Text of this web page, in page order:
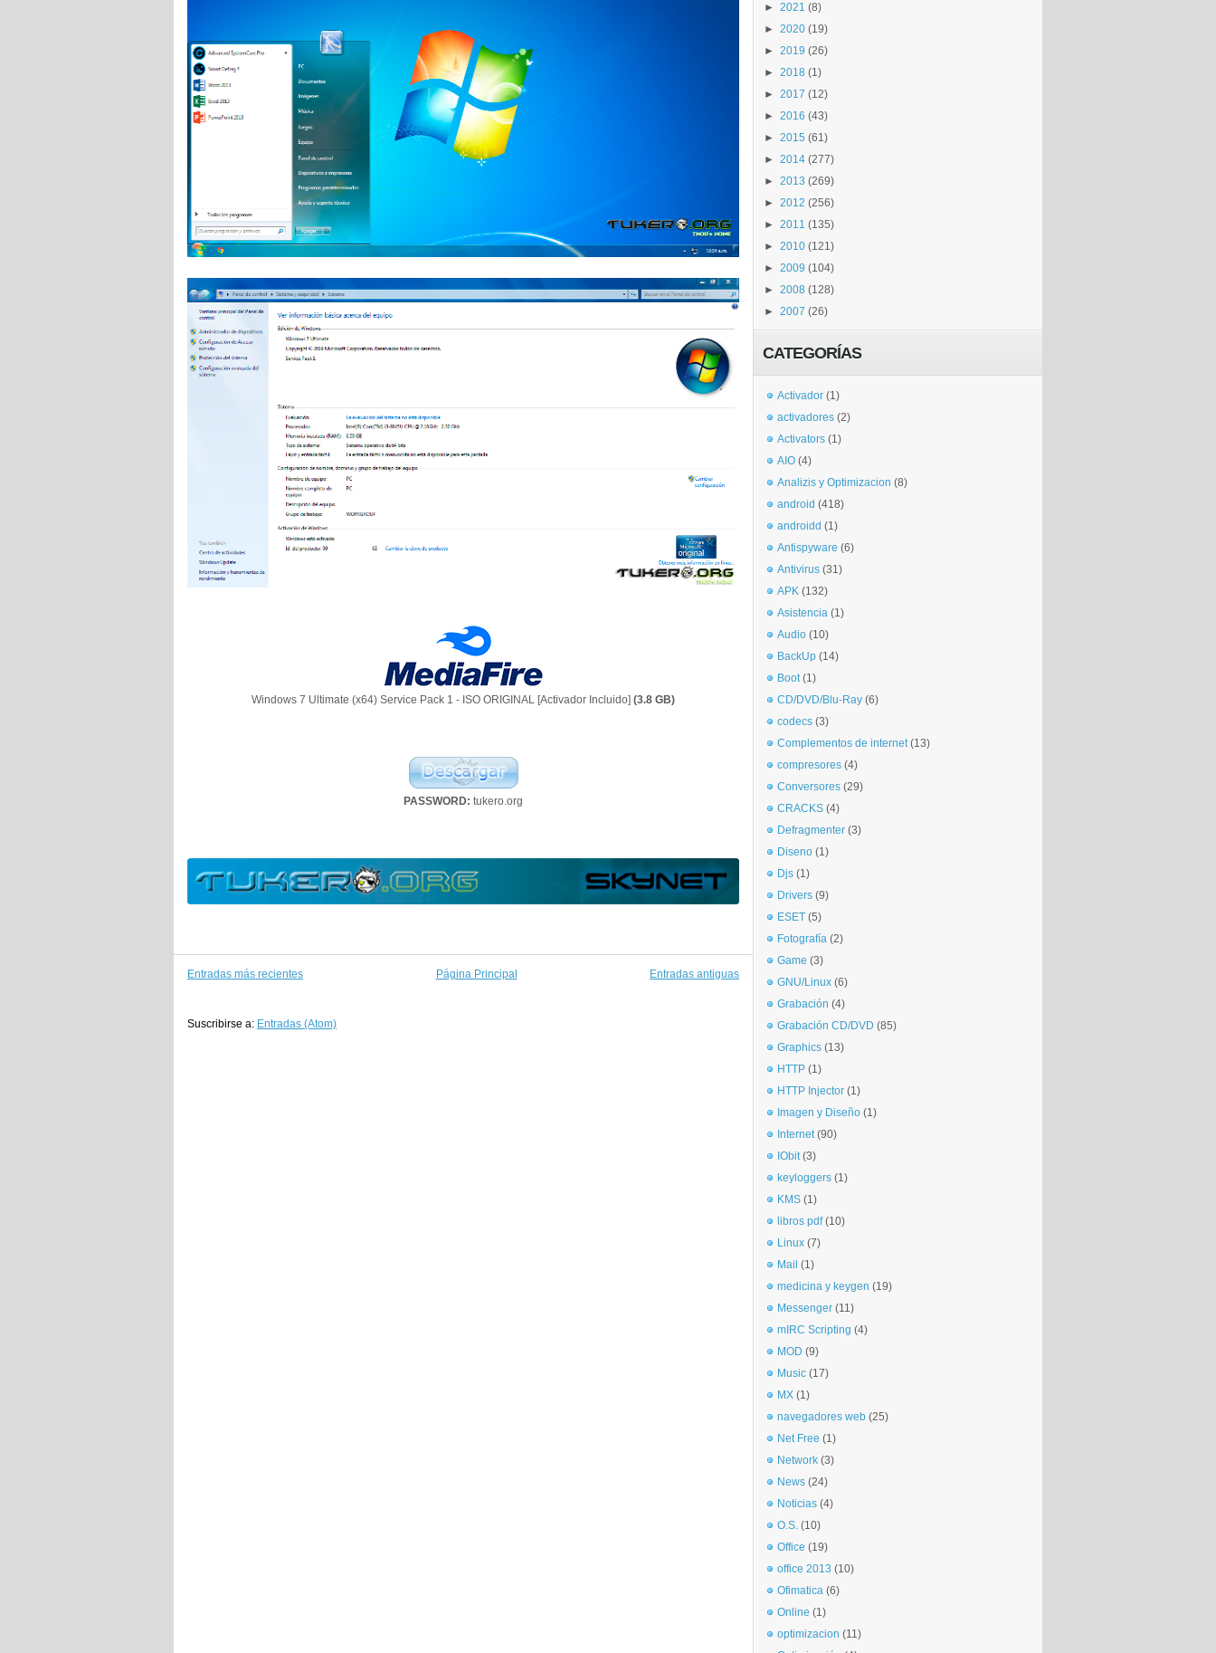
Windows 7 Ultimate (x64) Service Pack 1 - ISO ORIGINAL [Activador Incluido] (3.8 GB)
PASSWORD: tukero.org
Entradas más recientes Entradas antiguas
Página Principal
Suscribirse a: Entradas (Atom)
► 2021 (8)
► 2020 (19)
► 2019 (26)
► 2018 (1)
► 2017 (12)
► 2016 (43)
► 2015 (61)
► 2014 (277)
► 2013 (269)
► 2012 (256)
► 2011 (135)
► 2010 (121)
► 2009 (104)
► 2008 (128)
► 2007 (26)
CATEGORÍAS
Activador (1)
activadores (2)
Activators (1)
AIO (4)
Analizis y Optimizacion (8)
android (418)
androidd (1)
Antispyware (6)
Antivirus (31)
APK (132)
Asistencia (1)
Audio (10)
BackUp (14)
Boot (1)
CD/DVD/Blu-Ray (6)
codecs (3)
Complementos de internet (13)
compresores (4)
Conversores (29)
CRACKS (4)
Defragmenter (3)
Diseno (1)
Djs (1)
Drivers (9)
ESET (5)
Fotografía (2)
Game (3)
GNU/Linux (6)
Grabación (4)
Grabación CD/DVD (85)
Graphics (13)
HTTP (1)
HTTP Injector (1)
Imagen y Diseño (1)
Internet (90)
IObit (3)
keyloggers (1)
KMS (1)
libros pdf (10)
Linux (7)
Mail (1)
medicina y keygen (19)
Messenger (11)
mIRC Scripting (4)
MOD (9)
Music (17)
MX (1)
navegadores web (25)
Net Free (1)
Network (3)
News (24)
Noticias (4)
O.S. (10)
Office (19)
office 2013 (10)
Ofimatica (6)
Online (1)
optimizacion (11)